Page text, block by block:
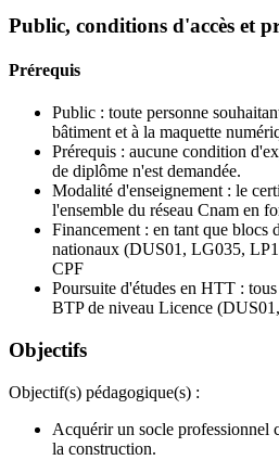
Public, conditions d'accès et
Prérequis
Public : toute personne
bâtiment et à la maquette
Prérequis : aucune condition
de diplôme n'est demandée.
Modalité d'enseignement : le
l'ensemble du réseau Cnam en
Financement : en tant que blocs
nationaux (DUS01, LG035,
CPF
Poursuite d'études en HTT :
BTP de niveau Licence
Objectifs
Objectif(s) pédagogique(s) :
Acquérir un socle professionnel
la construction.